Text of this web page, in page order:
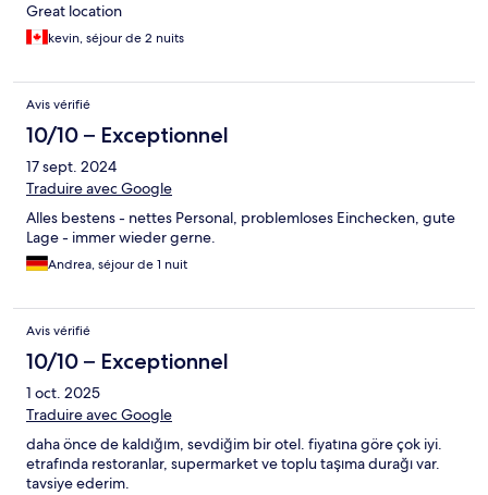
Great location
kevin, séjour de 2 nuits
Avis vérifié
10/10 – Exceptionnel
17 sept. 2024
Traduire avec Google
Alles bestens - nettes Personal, problemloses Einchecken, gute
Lage - immer wieder gerne.
Andrea, séjour de 1 nuit
Avis vérifié
10/10 – Exceptionnel
1 oct. 2025
Traduire avec Google
daha önce de kaldığım, sevdiğim bir otel. fiyatına göre çok iyi.
etrafında restoranlar, supermarket ve toplu taşıma durağı var.
tavsiye ederim.